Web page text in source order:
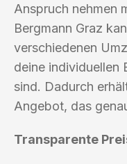
Anspruch nehmen
Bergmann Graz
verschiedenen
deine individuellen
sind. Dadurch
Angebot, das
Transparente